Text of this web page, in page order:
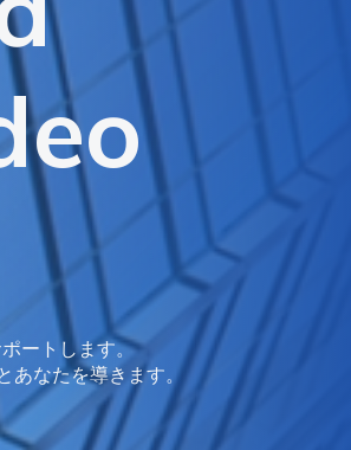
ートします。
あなたを導きます。